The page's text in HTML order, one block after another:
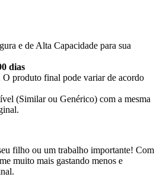
e de Alta Capacidade para sua
dias
produto final pode variar de acordo
(Similar ou Genérico) com a mesma
filho ou um trabalho importante! Com
muito mais gastando menos e